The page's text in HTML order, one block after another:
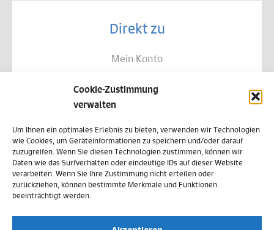
Cookie-Zustimmung
verwalten
Um Ihnen ein optimales Erlebnis zu bieten, verwenden wir Technologien
wie Cookies, um Geräteinformationen zu speichern und/oder darauf
zuzugreifen. Wenn Sie diesen Technologien zustimmen, können wir
Daten wie das Surfverhalten oder eindeutige IDs auf dieser Website
verarbeiten. Wenn Sie Ihre Zustimmung nicht erteilen oder
zurückziehen, können bestimmte Merkmale und Funktionen
beeinträchtigt werden.
Direkt zu
Mein Konto
Allgemeine Geschäftsbedingungen
Datenschutz
Widerruf
Zahlungsweisen
Versand & Lieferung